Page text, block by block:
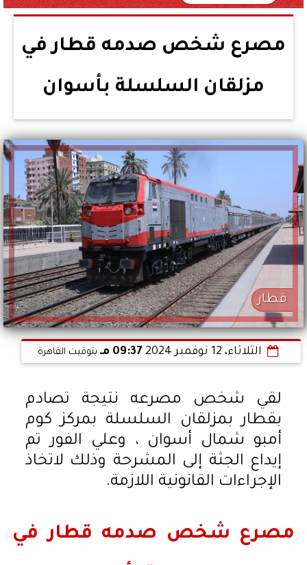
مصرع شخص صدمه قطار في
مزلقان السلسلة بأسوان
قطار
الثلاثاء، 12 نوفمبر 2024 09:37 مـ بتوقيت القاهرة
لقي شخص مصرعه نتيجة تصادم
بقطار بمزلقان السلسلة بمركز كوم
أمبو شمال أسوان ، وعلي الفور تم
إيداع الجثة إلى المشرحة وذلك لاتخاذ
الإجراءات القانونية اللازمة.
مصرع شخص صدمه قطار في